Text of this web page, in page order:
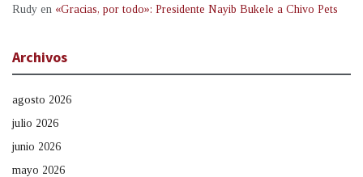
Rudy en «Gracias, por todo»: Presidente Nayib Bukele a Chivo Pets
Archivos
agosto 2026
julio 2026
junio 2026
mayo 2026